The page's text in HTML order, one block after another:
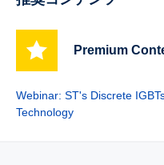
Premium
Webinar: ST's Discrete
Technology